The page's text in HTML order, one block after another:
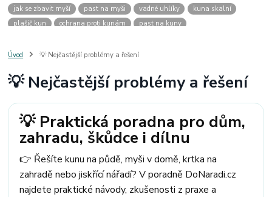
jak se zbavit myší
past na myši vadné uhlíky
kuna skalní
plašič kun
ochrana proti kunám
past na kuny
past na kunu
myši v domě odpuzovač myší
štěnice
štěnice v hotelu jak se zbavit kuny
kuna ve střeše
mravenci a mšice
uhlíky do nářadí
uhlíky do nařadí
uhlíky do vysavače
uhlíky do pračky uhlíky do
uhlíky parkside
uhlíky ferm uhlíky makita
uhlíkové kartáče
kde sehnat uhlíky
kde koupit uhlíky
Úvod 💡 Nejčastější problémy a řešení
💡 Nejčastější problémy a řešení
💡 Praktická poradna pro dům,
zahradu, škůdce i dílnu
👉 Řešíte kunu na půdě, myši v domě, krtka na
zahradě nebo jiskřící nářadí? V poradně DoNaradi.cz
najdete praktické návody, zkušenosti z praxe a